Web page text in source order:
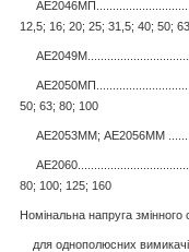
12,5; 16; 20; 25; 31,5; 40; 50; 63
50; 63; 80; 100
АЕ2053ММ; АЕ2056ММ
80; 100; 125; 160
Номінальна напруга
для однополюсних